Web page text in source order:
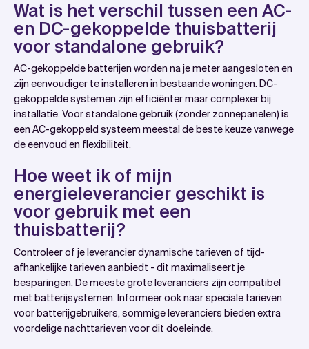
Wat is het verschil tussen een AC-
en DC-gekoppelde thuisbatterij
voor standalone gebruik?
AC-gekoppelde batterijen worden na je meter aangesloten en
zijn eenvoudiger te installeren in bestaande woningen. DC-
gekoppelde systemen zijn efficiënter maar complexer bij
installatie. Voor standalone gebruik (zonder zonnepanelen) is
een AC-gekoppeld systeem meestal de beste keuze vanwege
de eenvoud en flexibiliteit.
Hoe weet ik of mijn
energieleverancier geschikt is
voor gebruik met een
thuisbatterij?
Controleer of je leverancier dynamische tarieven of tijd-
afhankelijke tarieven aanbiedt - dit maximaliseert je
besparingen. De meeste grote leveranciers zijn compatibel
met batterijsystemen. Informeer ook naar speciale tarieven
voor batterijgebruikers, sommige leveranciers bieden extra
voordelige nachttarieven voor dit doeleinde.